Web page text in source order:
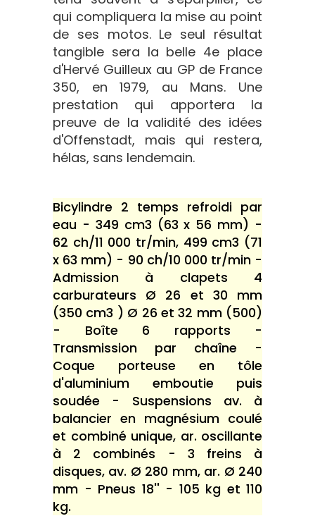
qui compliquera la mise au point
de ses motos. Le seul résultat
tangible sera la belle 4e place
d'Hervé Guilleux au GP de France
350, en 1979, au Mans. Une
prestation qui apportera la
preuve de la validité des idées
d'Offenstadt, mais qui restera,
hélas, sans lendemain.
Bicylindre 2 temps refroidi par
eau - 349 cm3 (63 x 56 mm) -
62 ch/11 000 tr/min, 499 cm3 (71
x 63 mm) - 90 ch/10 000 tr/min -
Admission à clapets 4
carburateurs Ø 26 et 30 mm
(350 cm3 ) Ø 26 et 32 mm (500)
- Boîte 6 rapports -
Transmission par chaîne -
Coque porteuse en tôle
d'aluminium emboutie puis
soudée - Suspensions av. à
balancier en magnésium coulé
et combiné unique, ar. oscillante
à 2 combinés - 3 freins à
disques, av. Ø 280 mm, ar. Ø 240
mm - Pneus 18'' - 105 kg et 110
kg.